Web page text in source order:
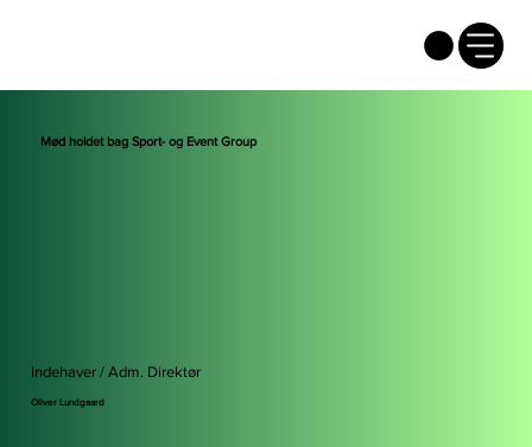
Mød holdet bag Sport- og Event Group
Indehaver / Adm. Direktør
Oliver Lundgaard